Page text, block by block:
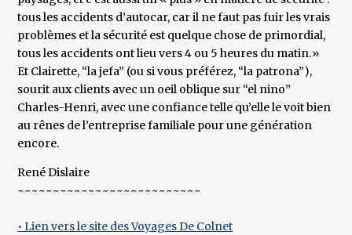
tous les accidents d’autocar, car il ne faut pas fuir les vrais
problèmes et la sécurité est quelque chose de primordial,
tous les accidents ont lieu vers 4 ou 5 heures du matin.»
Et Clairette, “la jefa” (ou si vous préférez, “la patrona”),
sourit aux clients avec un oeil oblique sur “el nino”
Charles-Henri, avec une confiance telle qu’elle le voit bien
au rênes de l’entreprise familiale pour une génération
encore.
René Dislaire
~~~~~~~~~~~~~~~~~~~~~~~~~~
• Lien vers le site des Voyages De Colnet